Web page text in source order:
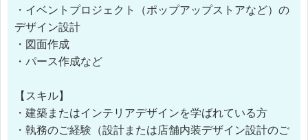
・イベントプロジェクト（ポップアップストアなど）の
デザイン設計
・図面作成
・パース作成など
【スキル】
・建築またはインテリアデザインを学ばれている方
・執務のご経験（設計または店舗内装デザイン設計のご